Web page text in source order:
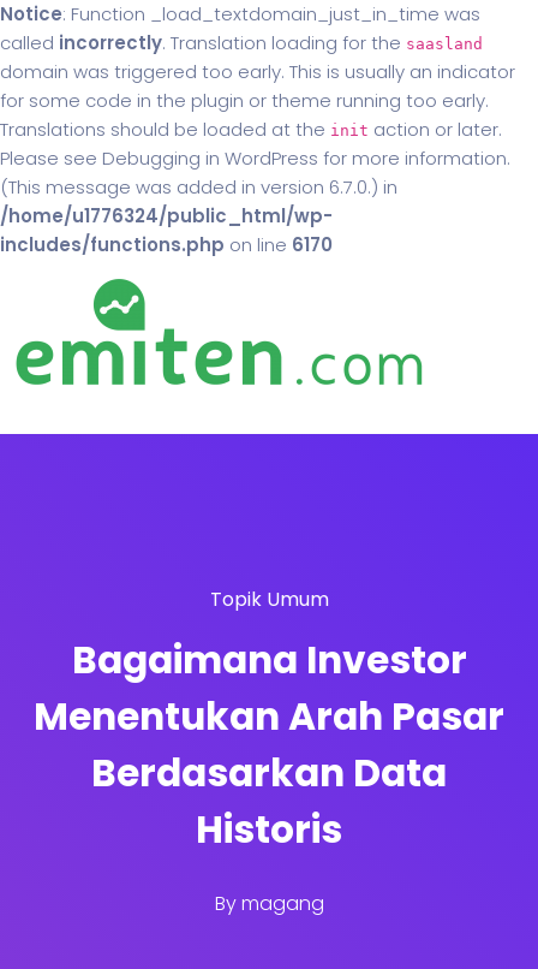
Notice: Function _load_textdomain_just_in_time was
called incorrectly. Translation loading for the saasland
domain was triggered too early. This is usually an indicator
for some code in the plugin or theme running too early.
Translations should be loaded at the init action or later.
Please see Debugging in WordPress for more information.
(This message was added in version 6.7.0.) in
/home/u1776324/public_html/wp-
includes/functions.php on line 6170
Topik Umum
Bagaimana Investor
Menentukan Arah Pasar
Berdasarkan Data
Historis
Bymagang